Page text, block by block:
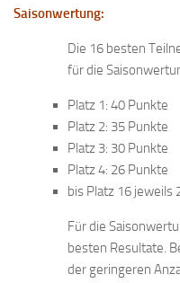
Saisonwertung:
Die 16 besten
für die
Platz 1: 40 Punkte
Platz 2: 35 Punkte
Platz 3: 30 Punkte
Platz 4: 26 Punkte
bis Platz 16 jeweils
Für die
besten Resultate.
der geringeren